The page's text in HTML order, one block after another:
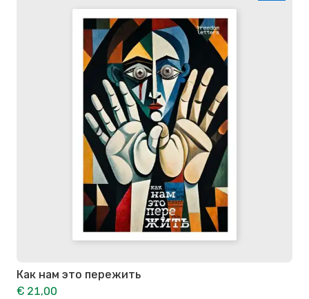
Как нам это пережить
€ 21,00